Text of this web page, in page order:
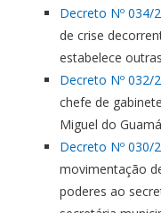
Decreto Nº 034/
de crise
estabelece
Decreto Nº 032/
chefe de
Miguel do Guamá
Decreto Nº 030/
movimentação
poderes ao